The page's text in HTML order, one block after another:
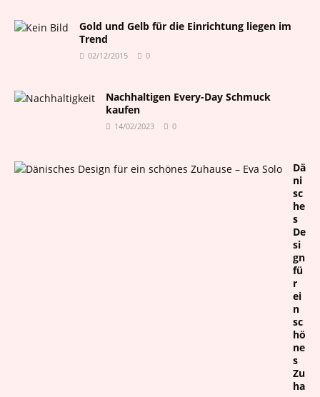
Gold und Gelb für die Einrichtung liegen im
Trend
02/12/2015 0
Nachhaltigen Every-Day Schmuck
kaufen
14/02/2023 0
Dä
ni
sc
he
s
De
si
gn
fü
r
ei
n
sc
hö
ne
s
Zu
ha